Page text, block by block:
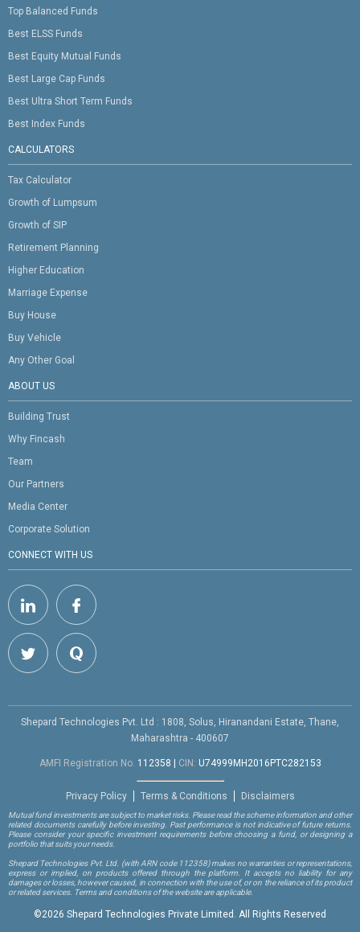
Top Balanced Funds
Best ELSS Funds
Best Equity Mutual Funds
Best Large Cap Funds
Best Ultra Short Term Funds
Best Index Funds
CALCULATORS
Tax Calculator
Growth of Lumpsum
Growth of SIP
Retirement Planning
Higher Education
Marriage Expense
Buy House
Buy Vehicle
Any Other Goal
ABOUT US
Building Trust
Why Fincash
Team
Our Partners
Media Center
Corporate Solution
CONNECT WITH US
Shepard Technologies Pvt. Ltd : 1808, Solus, Hiranandani Estate, Thane,
Maharashtra - 400607
AMFI Registration No. 112358 CIN: U74999MH2016PTC282153
Privacy Policy Terms & Conditions Disclaimers
Mutual fund investments are subject to market risks. Please read the scheme information and other
related documents carefully before investing. Past performance is not indicative of future returns.
Please consider your specific investment requirements before choosing a fund, or designing a
portfolio that suits your needs.
Shepard Technologies Pvt. Ltd. (with ARN code 112358)makes no warranties or representations,
express or implied, on products offered through the platform. It accepts no liability for any
damages or losses, however caused, in connection with the use of, or on the reliance of its product
or related services. Terms and conditions of the website are applicable.
©2026 Shepard Technologies Private Limited. All Rights Reserved